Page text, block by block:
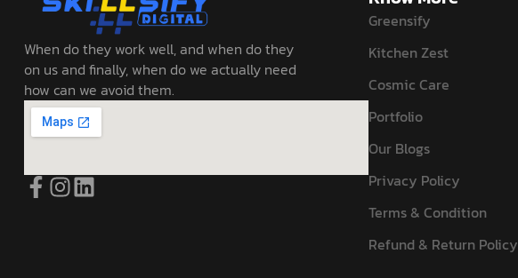
When do they work well, and when do they
on us and finally, when do we actually need
how can we avoid them.
Greensify
Kitchen Zest
Cosmic Care
Portfolio
Our Blogs
Privacy Policy
Terms & Condition
Refund & Return Policy